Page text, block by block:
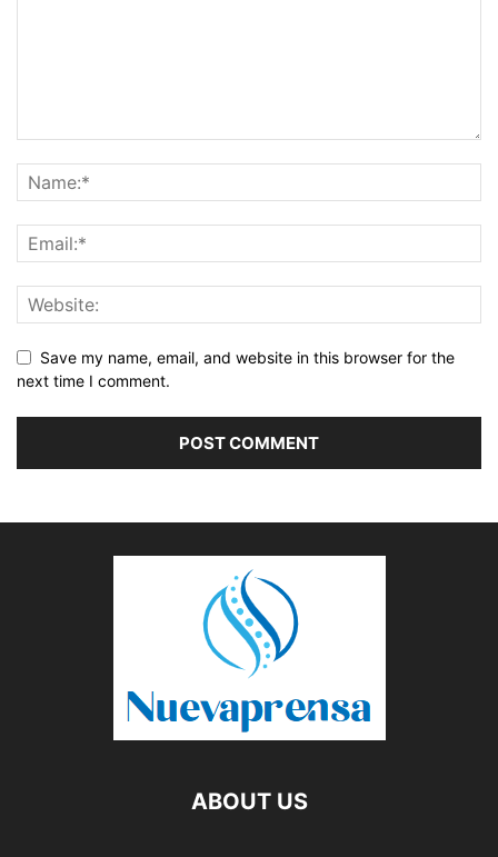
Save my name, email, and website in this browser for the
next time I comment.
ABOUT US